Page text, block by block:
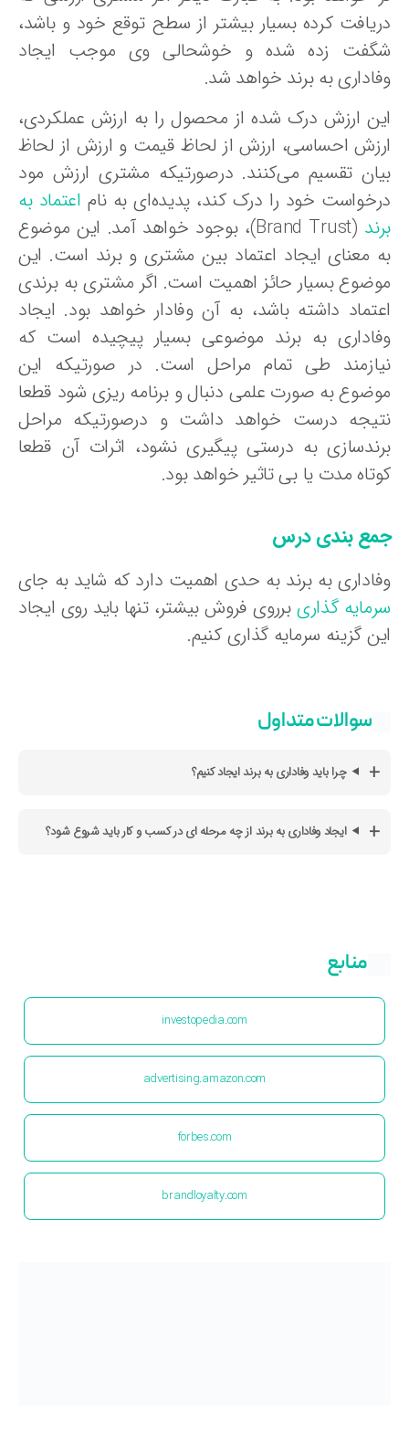
کرده بسیار بیشتر از سطح توقع خود و باشد،
زده شده و خوشحالی وی موجب ایجاد
به برند خواهد شد.
ارزش درک شده از محصول را به ارزش عملکردی،
احساسی، ارزش از لحاظ قیمت و ارزش از لحاظ
تقسیم می‌کنند. درصورتیکه مشتری ارزش مود
خود را درک کند، پدیده‌ای به ناماعتماد به
(Brand Trust)، بوجود خواهد آمد. این موضوع
معنای ایجاد اعتماد بین مشتری و برند است. این
بسیار حائز اهمیت است. اگر مشتری به برندی
داشته باشد، به آن وفادار خواهد بود. ایجاد
به برند موضوعی بسیار پیچیده است که
طی تمام مراحل است. در صورتیکه این
به صورت علمی دنبال و برنامه ریزی شود قطعا
درست خواهد داشت و درصورتیکه مراحل
به درستی پیگیری نشود، اثرات آن قطعا
مدت یا بی تاثیر خواهد بود.
بندی درس
به برند به حدی اهمیت دارد که شاید به جای
گذاریبرروی فروش بیشتر، تنها باید روی ایجاد
گزینه سرمایه گذاری کنیم.
سوالات متداول
چرا باید وفاداری به برند ایجاد کنیم؟
ایجاد وفاداری به برند از چه مرحله ای در کسب و کار باید شروع شود؟
منابع
investopedia.com
advertising.amazon.com
forbes.com
brandloyalty.com